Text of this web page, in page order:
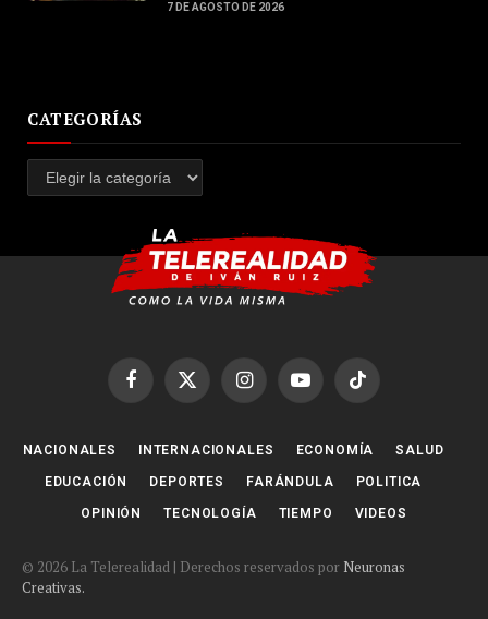
7 DE AGOSTO DE 2026
CATEGORÍAS
Categorías
FacebookX
(Twitter)
InstagramYouTubeTikTok
NACIONALES INTERNACIONALES ECONOMÍA SALUD
EDUCACIÓN DEPORTES FARÁNDULA POLITICA
OPINIÓN TECNOLOGÍA TIEMPO VIDEOS
© 2026 La Telerealidad | Derechos reservados por Neuronas
Creativas.